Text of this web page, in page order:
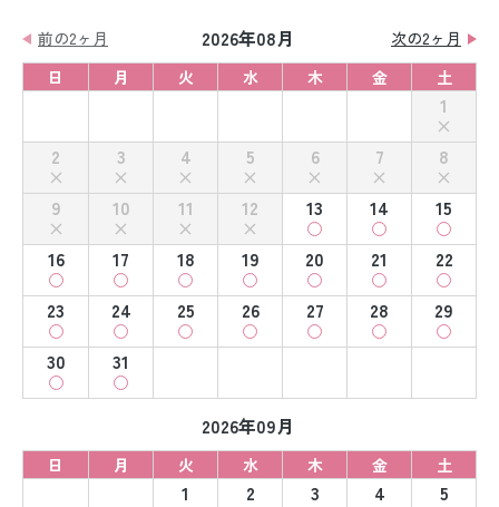
前の2ヶ月 2026年08月
次の2ヶ月
日
月 火 水 木 金 土
1
2
3 4 5 6 7
8
9
10 11 12 13 14
15
16
17 18 19 20 21
22
23
24 25 26 27 28
29
30
31
2026年09月
日 月 火 水 木 金 土
1 2 3 4
5